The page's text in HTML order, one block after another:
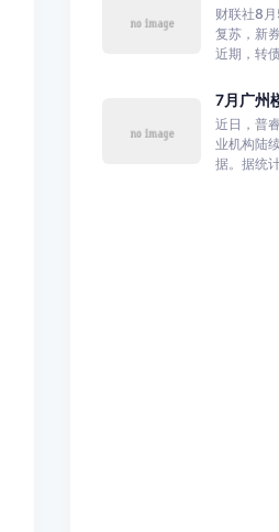
财联社8
复苏，新
近期，转
7月广州
近日，普
业机构陆
据。据统